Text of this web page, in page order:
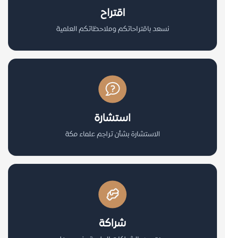
اقتراح
نسعد باقتراحاتكم وملاحظاتكم العلمية
استشارة
الاستشارة بشأن تراجم علماء مكة
شراكة